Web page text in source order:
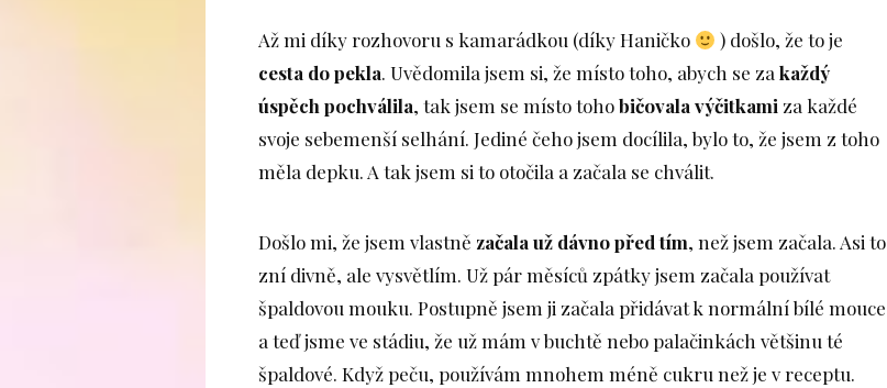
Až mi díky rozhovoru s kamarádkou (díky Haničko
) došlo, že to je
cesta do pekla. Uvědomila jsem si, že místo toho, abych se za každý
úspěch pochválila, tak jsem se místo tohobičovala výčitkami za každé
svoje sebemenší selhání. Jediné čeho jsem docílila, bylo to, že jsem z toho
měla depku. A tak jsem si to otočila a začala se chválit.
Došlo mi, že jsem vlastně začala už dávno před tím, než jsem začala. Asi to
zní divně, ale vysvětlím. Už pár měsíců zpátky jsem začala používat
špaldovou mouku. Postupně jsem ji začala přidávat k normální bílé mouce
a teď jsme ve stádiu, že už mám v buchtě nebo palačinkách většinu té
špaldové. Když peču, používám mnohem méně cukru než je v receptu.